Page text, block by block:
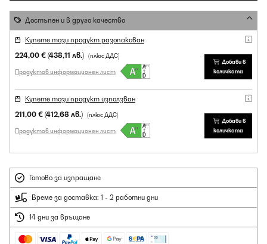
Достъпен и в друго качество
Купете този продукт разопакован
224,00 € (438,11 лв.) (плюс ДДС)
Продуктов информационен лист
Добави в
количката
Купете този продукт използван
211,00 € (412,68 лв.) (плюс ДДС)
Продуктов информационен лист
Добави в
количката
Готово за изпращане
Време за доставка: 1 - 2 работни дни
14 дни за връщане